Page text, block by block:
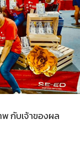
กับเจ้าของผล